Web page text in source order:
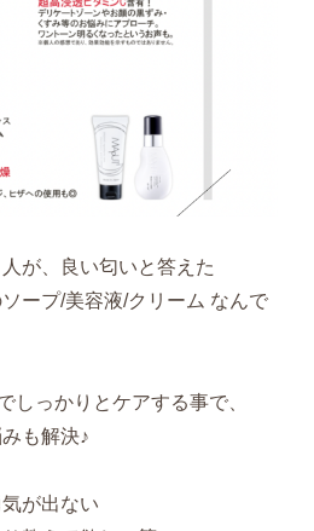
が、良い匂いと答えた
ープ/美容液/クリーム なんで
しっかりとケアする事で、
も解決♪
が出ない